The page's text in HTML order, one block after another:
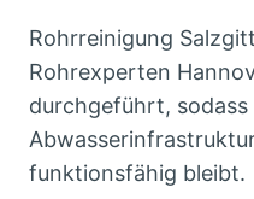
Rohrreinigung
Rohrexperten
durchgeführt,
funktionsfähig bleibt.